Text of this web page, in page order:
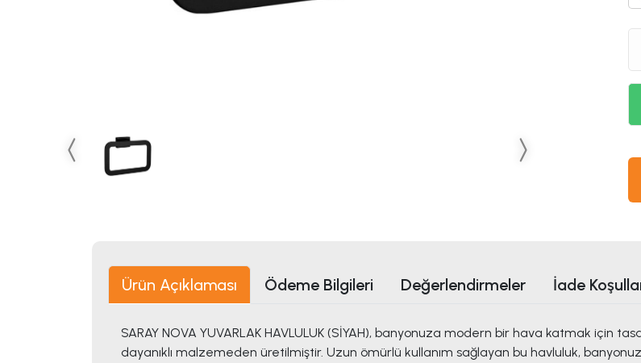
Ürün Açıklaması Ödeme Bilgileri Değerlendirmeler İade
SARAY NOVA YUVARLAK HAVLULUK (SİYAH), banyonuza modern bir hava katmak için
dayanıklı malzemeden üretilmiştir. Uzun ömürlü kullanım sağlayan bu havluluk,